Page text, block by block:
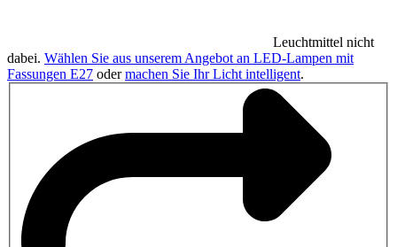
Leuchtmittel nicht
dabei. Wählen Sie aus unserem Angebot an LED-Lampen mit
Fassungen E27 odermachen Sie Ihr Licht intelligent.